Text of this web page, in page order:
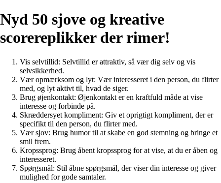
Nyd 50 sjove og kreative
scorereplikker der rimer!
Vis selvtillid: Selvtillid er attraktiv, så vær dig selv og vis
selvsikkerhed.
Vær opmærksom og lyt: Vær interesseret i den person, du flirter
med, og lyt aktivt til, hvad de siger.
Brug øjenkontakt: Øjenkontakt er en kraftfuld måde at vise
interesse og forbinde på.
Skræddersyet kompliment: Giv et oprigtigt kompliment, der er
specifikt til den person, du flirter med.
Vær sjov: Brug humor til at skabe en god stemning og bringe et
smil frem.
Kropssprog: Brug åbent kropssprog for at vise, at du er åben og
interesseret.
Spørgsmål: Stil åbne spørgsmål, der viser din interesse og giver
mulighed for gode samtaler.